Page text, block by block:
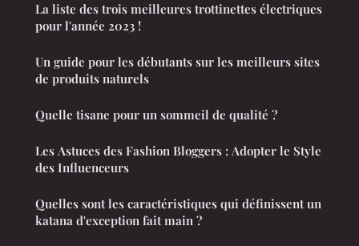
La liste des trois meilleures trottinettes électriques
pour l'année 2023 !
Un guide pour les débutants sur les meilleurs sites
de produits naturels
Quelle tisane pour un sommeil de qualité ?
Les Astuces des Fashion Bloggers : Adopter le Style
des Influenceurs
Quelles sont les caractéristiques qui définissent un
katana d'exception fait main ?